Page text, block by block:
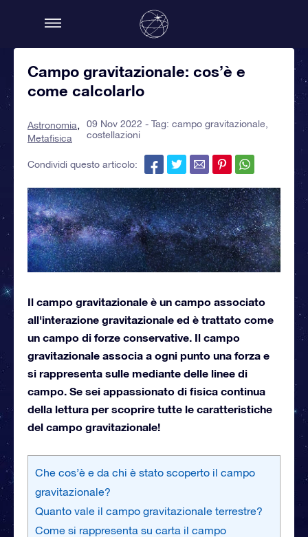
Campo gravitazionale: cos’è e
come calcolarlo
Astronomia
Metafisica
09 Nov 2022 - Tag: campo gravitazionale
costellazioni
Condividi questo articolo:
Il campo gravitazionale è un campo associato
all'interazione gravitazionale ed è trattato come
un campo di forze conservative. Il campo
gravitazionale associa a ogni punto una forza e
si rappresenta sulle mediante delle linee di
campo. Se sei appassionato di fisica continua
della lettura per scoprire tutte le caratteristiche
del campo gravitazionale!
Che cos’è e da chi è stato scoperto il campo
gravitazionale?
Quanto vale il campo gravitazionale terrestre?
Come si rappresenta su carta il campo